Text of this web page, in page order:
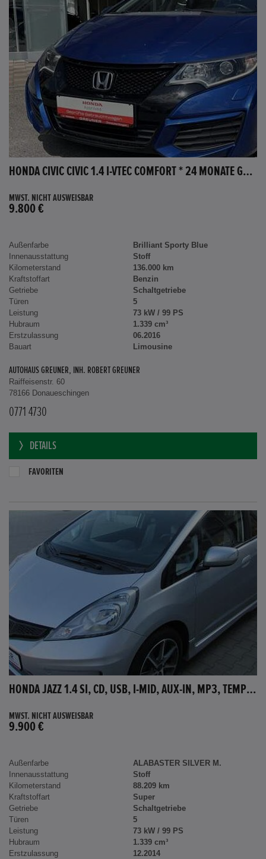
HONDA CIVIC CIVIC 1.4 I-VTEC COMFORT * 24 MONATE GARANTIE *
MWST. NICHT AUSWEISBAR
9.800 €
Außenfarbe
Brilliant Sporty Blue
Innenausstattung
Stoff
Kilometerstand
136.000 km
Kraftstoffart
Benzin
Getriebe
Schaltgetriebe
Türen
5
Leistung
73 kW / 99 PS
Hubraum
1.339 cm³
Erstzulassung
06.2016
Bauart
Limousine
AUTOHAUS GREUNER, INH. ROBERT GREUNER
Raiffeisenstr. 60
78166 Donaueschingen
0771 4730
DETAILS
FAVORITEN
HONDA JAZZ 1.4 SI, CD, USB, I-MID, AUX-IN, MP3, TEMPOMAT
MWST. NICHT AUSWEISBAR
9.900 €
Außenfarbe
ALABASTER SILVER M.
Innenausstattung
Stoff
Kilometerstand
88.209 km
Kraftstoffart
Super
Getriebe
Schaltgetriebe
Türen
5
Leistung
73 kW / 99 PS
Hubraum
1.339 cm³
Erstzulassung
12.2014